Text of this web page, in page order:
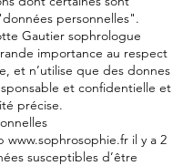
personnelles".
Gautier sophrologue
importance au respect
et n’utilise que des donnes
et confidentielle et
précise.
www.sophrosophie.fr il y a 2
susceptibles d’être